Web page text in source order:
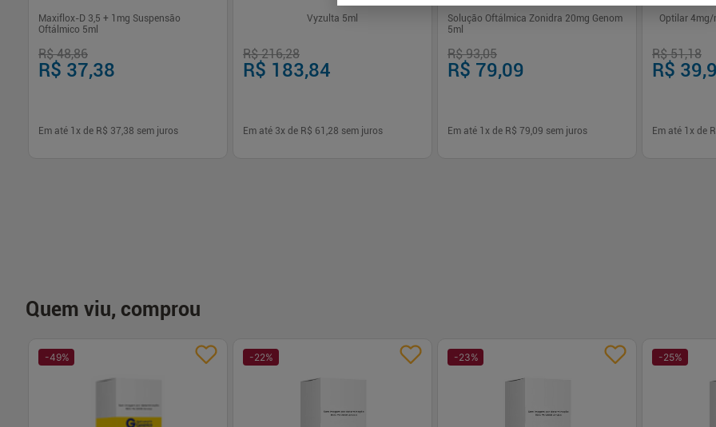
Maxiflox-D 3,5 + 1mg Suspensão
Oftálmico 5ml
R$ 48,86
R$ 37,38
Em até 1 x de R$ 37,38 sem juros
Vyzulta 5ml
R$ 216,28
R$ 183,84
Em até 3x de R$ 61,28 sem juros
Solução Oftálmica Zonidra 20mg Genom
5ml
R$ 93,05
R$ 79,09
Em até 1 x de R$ 79,09 sem juros
Optilar 4mg/
R$ 51,18
R$
Em até 1 x de
Quem viu, comprou
-49% -22% -23% -25%